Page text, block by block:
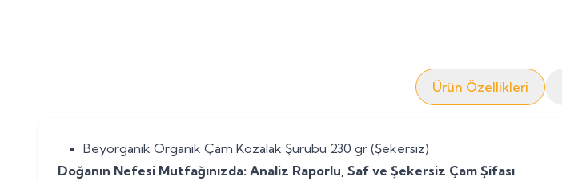
Ürün Özellikleri
Beyorganik Organik Çam Kozalak Şurubu 230 gr (Şekersiz)
Doğanın Nefesi Mutfağınızda: Analiz Raporlu, Saf ve Şekersiz Çam Şifası